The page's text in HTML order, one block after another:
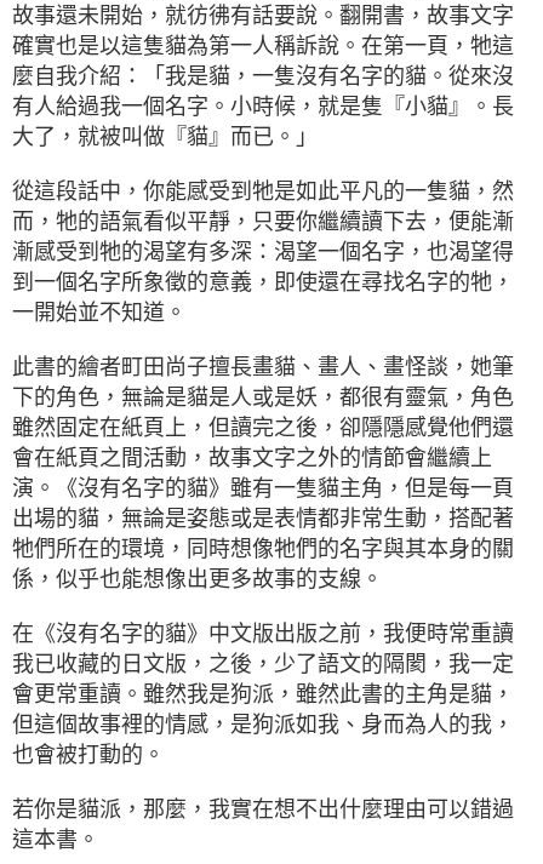
故事還未開始，就彷彿有話要說。翻開書，故事文字
確實也是以這隻貓為第一人稱訴說。在第一頁，牠這
麼自我介紹：「我是貓，一隻沒有名字的貓。從來沒
有人給過我一個名字。小時候，就是隻『小貓』。長
大了，就被叫做『貓』而已。」
從這段話中，你能感受到牠是如此平凡的一隻貓，然
而，牠的語氣看似平靜，只要你繼續讀下去，便能漸
漸感受到牠的渴望有多深：渴望一個名字，也渴望得
到一個名字所象徵的意義，即使還在尋找名字的牠，
一開始並不知道。
此書的繪者町田尚子擅長畫貓、畫人、畫怪談，她筆
下的角色，無論是貓是人或是妖，都很有靈氣，角色
雖然固定在紙頁上，但讀完之後，卻隱隱感覺他們還
會在紙頁之間活動，故事文字之外的情節會繼續上
演。《沒有名字的貓》雖有一隻貓主角，但是每一頁
出場的貓，無論是姿態或是表情都非常生動，搭配著
牠們所在的環境，同時想像牠們的名字與其本身的關
係，似乎也能想像出更多故事的支線。
在《沒有名字的貓》中文版出版之前，我便時常重讀
我已收藏的日文版，之後，少了語文的隔閡，我一定
會更常重讀。雖然我是狗派，雖然此書的主角是貓，
但這個故事裡的情感，是狗派如我、身而為人的我，
也會被打動的。
若你是貓派，那麼，我實在想不出什麼理由可以錯過
這本書。